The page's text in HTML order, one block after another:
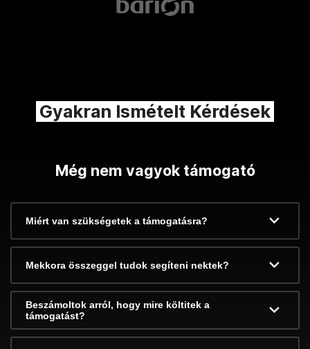
Gyakran Ismételt Kérdések
Még nem vagyok támogató
Miért van szükségetek a támogatásra?
Mekkora összeggel tudok segíteni nektek?
Beszámoltok arról, hogy mire költitek a
támogatást?